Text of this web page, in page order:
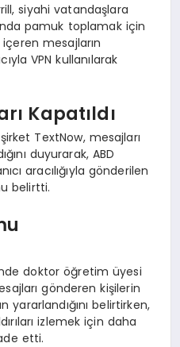
siyahi vatandaşlara
pamuk toplamak için
içeren mesajların
VPN kullanılarak
Kapatıldı
TextNow, mesajları
duyurarak, ABD
aracılığıyla gönderilen
belirtti.
doktor öğretim üyesi
gönderen kişilerin
yararlandığını belirtirken,
izlemek için daha
etti.